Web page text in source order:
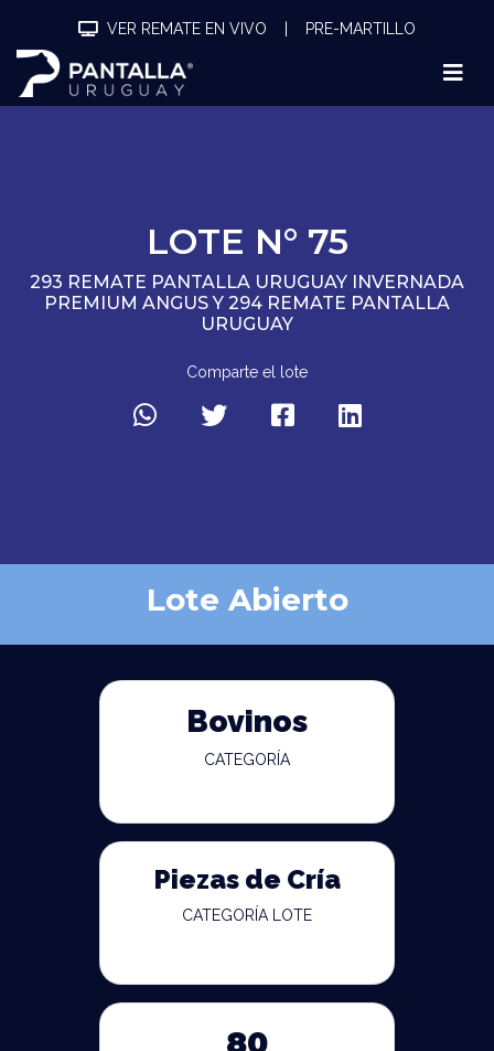
VER REMATE EN VIVO PRE-MARTILLO
LOTE N° 75
293 REMATE PANTALLA URUGUAY INVERNADA
PREMIUM ANGUS Y 294 REMATE PANTALLA
URUGUAY
Comparte el lote
Lote Abierto
Bovinos
CATEGORÍA
Piezas de Cría
CATEGORÍA LOTE
80